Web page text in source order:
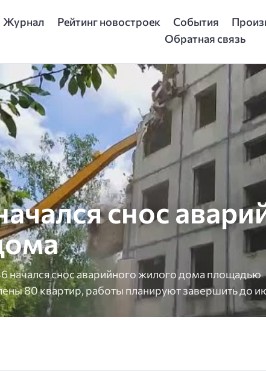
Журнал Рейтинг новостроек События
Обратная связь
снос
начался снос аварийного жилого дома площадью
80 квартир, работы планируют завершить до